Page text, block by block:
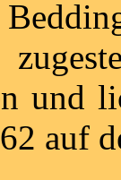
und
auf